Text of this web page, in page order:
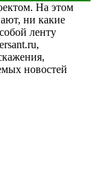
На этом
ни какие
ленту
новостей